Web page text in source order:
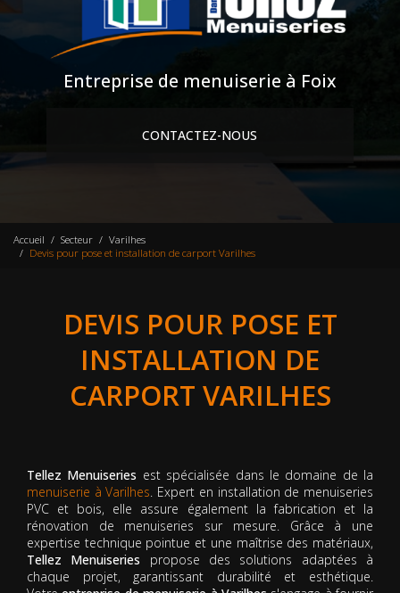
Entreprise de menuiserie à Foix
CONTACTEZ-NOUS
Accueil Secteur
Varilhes
Devis pour pose et installation de carport Varilhes
DEVIS POUR POSE ET
INSTALLATION DE
CARPORT VARILHES
Tellez Menuiseries est spécialisée dans le domaine de la
menuiserie à Varilhes. Expert en installation de menuiseries
PVC et bois, elle assure également la fabrication et la
rénovation de menuiseries sur mesure. Grâce à une
expertise technique pointue et une maîtrise des matériaux,
Tellez Menuiseries propose des solutions adaptées à
chaque projet, garantissant durabilité et esthétique.